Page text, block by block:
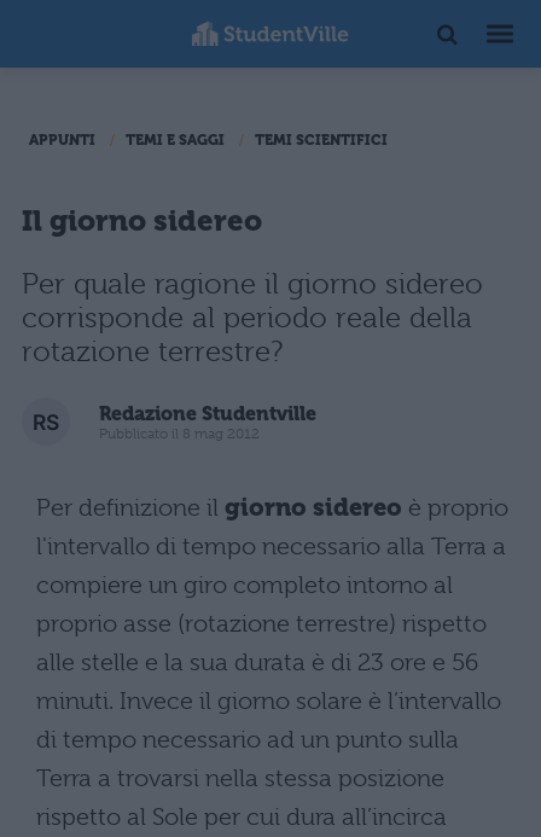
APPUNTI TEMI E SAGGI TEMI SCIENTIFICI
Il giorno sidereo
Per quale ragione il giorno sidereo
corrisponde al periodo reale della
rotazione terrestre?
Redazione Studentville
Pubblicato il 8 mag 2012
Per definizione il giorno sidereo è proprio
l'intervallo di tempo necessario alla Terra a
compiere un giro completo intorno al
proprio asse (rotazione terrestre) rispetto
alle stelle e la sua durata è di 23 ore e 56
minuti. Invece il giorno solare è l’intervallo
di tempo necessario ad un punto sulla
Terra a trovarsi nella stessa posizione
rispetto al Sole per cui dura all’incirca